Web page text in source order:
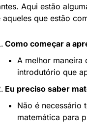
Aqui estão
aqueles que estão
Como começar a
A melhor maneira
introdutório que
Eu preciso saber
Não é necessário
matemática para